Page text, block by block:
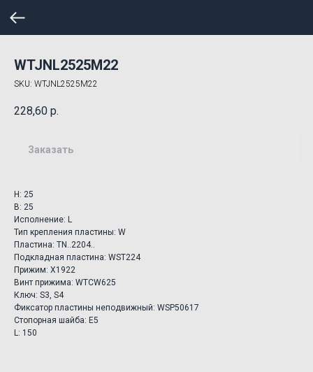
WTJNL2525M22
SKU: WTJNL2525M22
228,60 р.
Заказать
H: 25
B: 25
Исполнение: L
Тип крепления пластины: W
Пластина: TN..2204..
Подкладная пластина: WST224
Прижим: X1922
Винт прижима: WTCW625
Ключ: S3, S4
Фиксатор пластины неподвижный: WSP50617
Стопорная шайба: E5
L: 150